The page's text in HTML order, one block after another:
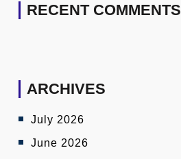
RECENT COMMENTS
ARCHIVES
July 2026
June 2026